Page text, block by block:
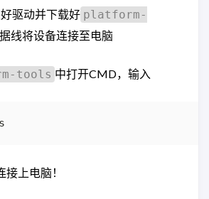
驱动并下载好 platform-
线将设备连接至电脑
tools 中打开CMD，输入
上电脑！